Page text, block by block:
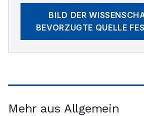
BILD DER
BEVORZUGTE QUELLE
Mehr aus Allgemein